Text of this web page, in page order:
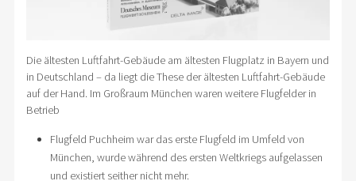
Die ältesten Luftfahrt-Gebäude am ältesten Flugplatz in Bayern und
in Deutschland – da liegt die These der ältesten Luftfahrt-Gebäude
auf der Hand. Im Großraum München waren weitere Flugfelder in
Betrieb
Flugfeld Puchheim war das erste Flugfeld im Umfeld von
München, wurde während des ersten Weltkriegs aufgelassen
und existiert seither nicht mehr.